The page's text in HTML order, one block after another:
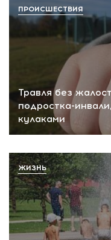
Травля без
подростка-
кулаками
ПРОИСШЕСТВИЯ
ЖИЗНЬ